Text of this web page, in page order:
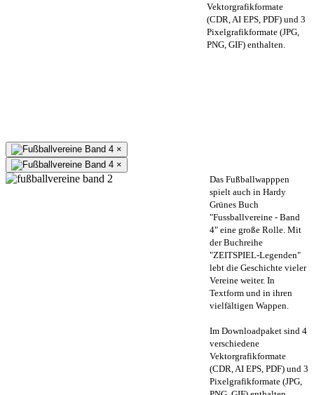
Vektorgrafikformate
(CDR, AI EPS, PDF) und 3
Pixelgrafikformate (JPG,
PNG, GIF) enthalten.
×
×
Das Fußballwapppen
spielt auch in Hardy
Grünes Buch
"Fussballvereine - Band
4" eine große Rolle. Mit
der Buchreihe
"ZEITSPIEL-Legenden"
lebt die Geschichte vieler
Vereine weiter. In
Textform und in ihren
vielfältigen Wappen.
Im Downloadpaket sind 4
verschiedene
Vektorgrafikformate
(CDR, AI EPS, PDF) und 3
Pixelgrafikformate (JPG,